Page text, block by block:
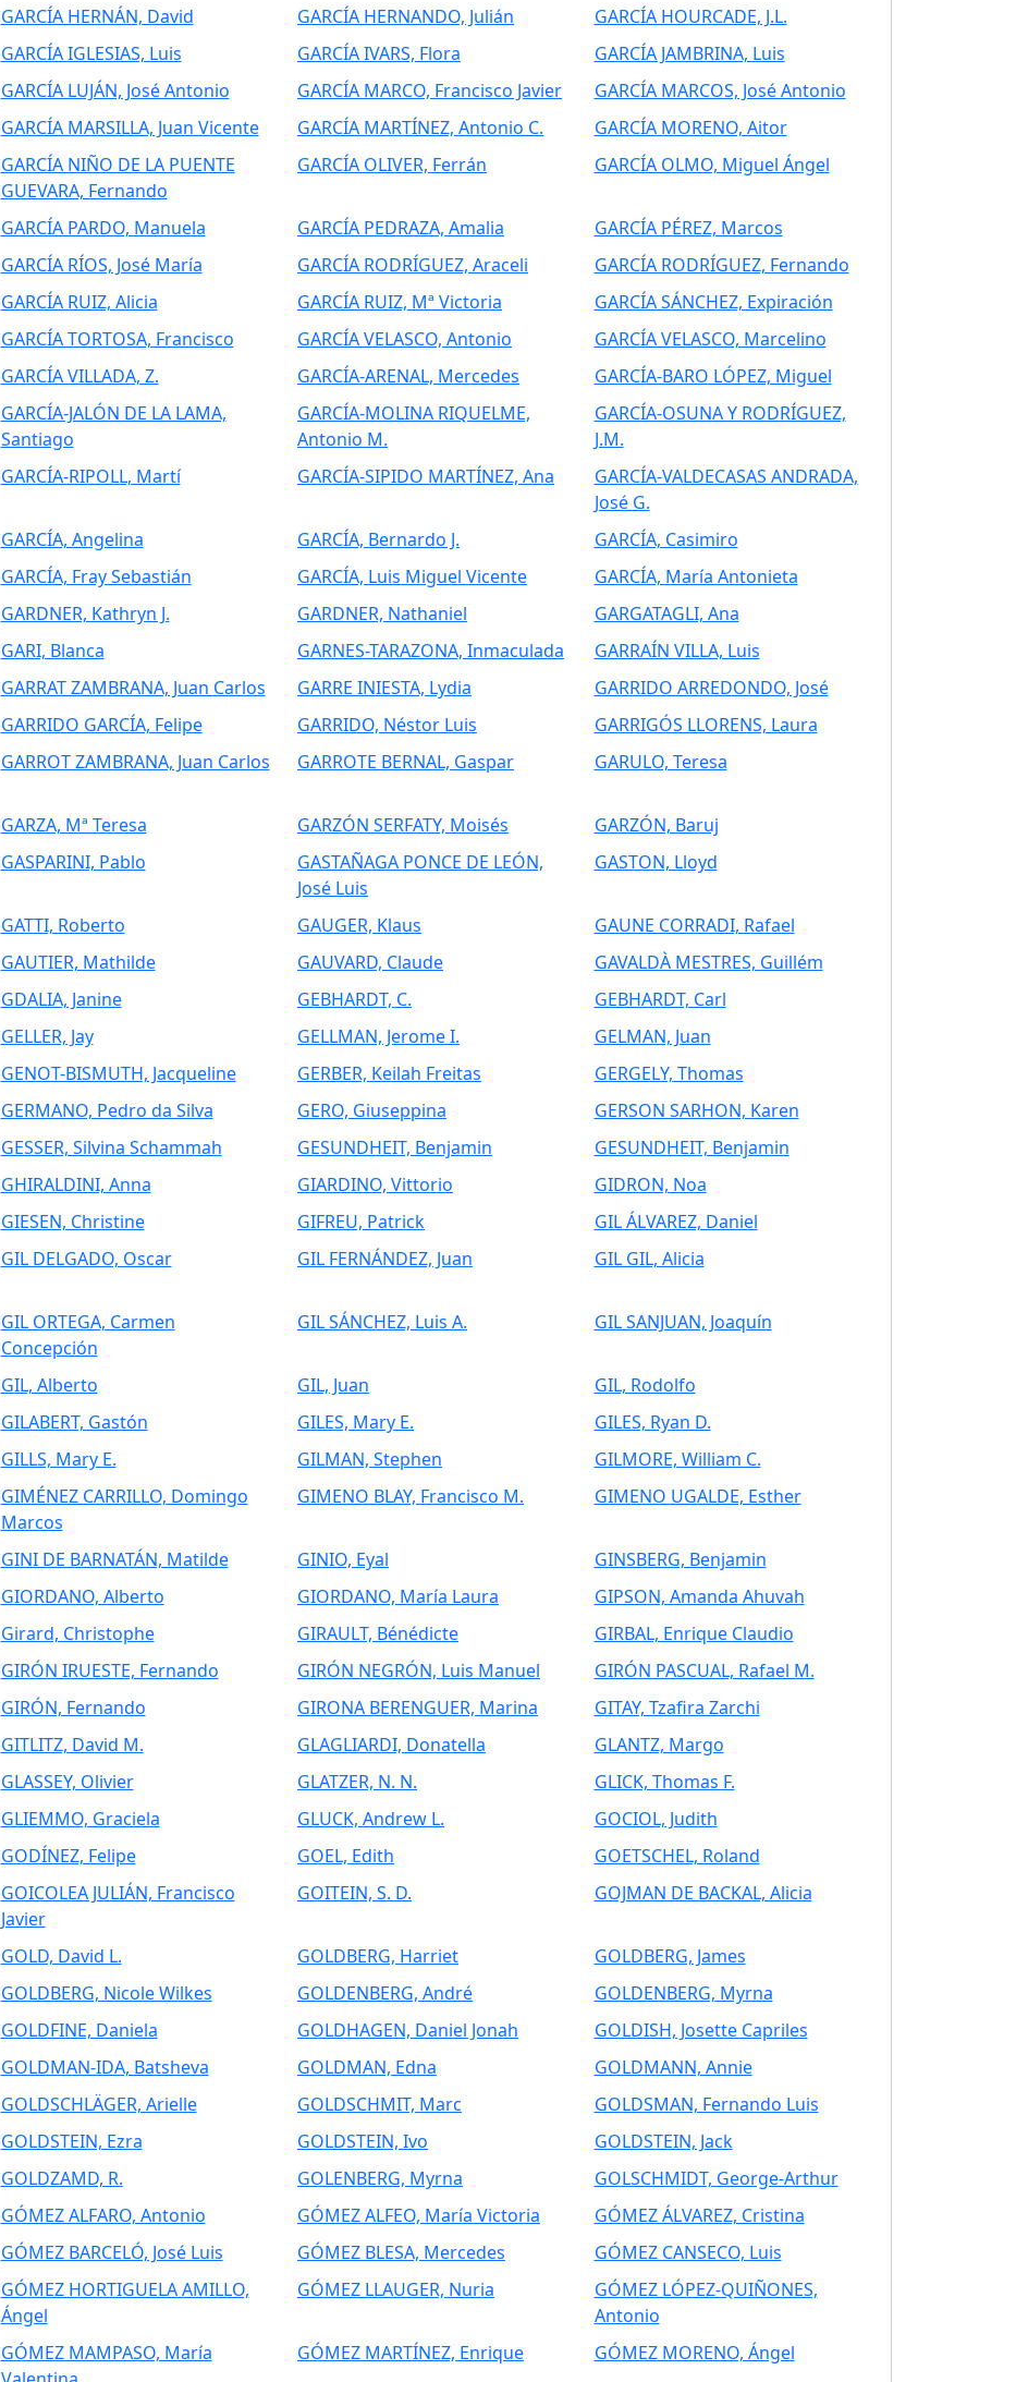
GARCÍA HERNÁN, David GARCÍA HERNANDO, Julián
GARCÍA HOURCADE, J.L.
GARCÍA IGLESIAS, Luis GARCÍA IVARS, Flora
GARCÍA JAMBRINA, Luis
GARCÍA LUJÁN, José Antonio GARCÍA MARCO, Francisco Javier
GARCÍA MARCOS, José Antonio
GARCÍA MARSILLA, Juan Vicente GARCÍA MARTÍNEZ, Antonio C.
GARCÍA MORENO, Aitor
GARCÍA NIÑO DE LA PUENTE
GUEVARA, Fernando
GARCÍA OLIVER, Ferrán GARCÍA OLMO, Miguel Ángel
GARCÍA PARDO, Manuela GARCÍA PEDRAZA, Amalia
GARCÍA PÉREZ, Marcos
GARCÍA RÍOS, José María GARCÍA RODRÍGUEZ, Araceli
GARCÍA RODRÍGUEZ, Fernando
GARCÍA RUIZ, Alicia GARCÍA RUIZ, Mª Victoria
GARCÍA SÁNCHEZ, Expiración
GARCÍA TORTOSA, Francisco GARCÍA VELASCO, Antonio
GARCÍA VELASCO, Marcelino
GARCÍA VILLADA, Z. GARCÍA-ARENAL, Mercedes
GARCÍA-BARO LÓPEZ, Miguel
GARCÍA-JALÓN DE LA LAMA,
Santiago
GARCÍA-MOLINA RIQUELME,
Antonio M.
GARCÍA-OSUNA Y RODRÍGUEZ,
J.M.
GARCÍA-RIPOLL, Martí GARCÍA-SIPIDO MARTÍNEZ, Ana
GARCÍA-VALDECASAS ANDRADA,
José G.
GARCÍA, Angelina GARCÍA, Bernardo J.
GARCÍA, Casimiro
GARCÍA, Fray Sebastián GARCÍA, Luis Miguel Vicente
GARCÍA, María Antonieta
GARDNER, Kathryn J. GARDNER, Nathaniel
GARGATAGLI, Ana
GARI, Blanca GARNES-TARAZONA, Inmaculada
GARRAÍN VILLA, Luis
GARRAT ZAMBRANA, Juan Carlos GARRE INIESTA, Lydia
GARRIDO ARREDONDO, José
GARRIDO GARCÍA, Felipe GARRIDO, Néstor Luis
GARRIGÓS LLORENS, Laura
GARROT ZAMBRANA, Juan Carlos GARROTE BERNAL, Gaspar GARULO, Teresa
GARZA, Mª Teresa GARZÓN SERFATY, Moisés
GARZÓN, Baruj
GASPARINI, Pablo
GASTAÑAGA PONCE DE LEÓN,
José Luis
GASTON, Lloyd
GATTI, Roberto GAUGER, Klaus
GAUNE CORRADI, Rafael
GAUTIER, Mathilde GAUVARD, Claude
GAVALDÀ MESTRES, Guillém
GDALIA, Janine GEBHARDT, C.
GEBHARDT, Carl
GELLER, Jay GELLMAN, Jerome I.
GELMAN, Juan
GENOT-BISMUTH, Jacqueline GERBER, Keilah Freitas
GERGELY, Thomas
GERMANO, Pedro da Silva GERO, Giuseppina
GERSON SARHON, Karen
GESSER, Silvina Schammah GESUNDHEIT, Benjamin
GESUNDHEIT, Benjamin
GHIRALDINI, Anna GIARDINO, Vittorio
GIDRON, Noa
GIESEN, Christine GIFREU, Patrick
GIL ÁLVAREZ, Daniel
GIL DELGADO, Oscar GIL FERNÁNDEZ, Juan GIL GIL, Alicia
GIL ORTEGA, Carmen
Concepción
GIL SÁNCHEZ, Luis A. GIL SANJUAN, Joaquín
GIL, Alberto GIL, Juan
GIL, Rodolfo
GILABERT, Gastón GILES, Mary E.
GILES, Ryan D.
GILLS, Mary E. GILMAN, Stephen
GILMORE, William C.
GIMÉNEZ CARRILLO, Domingo
Marcos
GIMENO BLAY, Francisco M. GIMENO UGALDE, Esther
GINI DE BARNATÁN, Matilde GINIO, Eyal
GINSBERG, Benjamin
GIORDANO, Alberto GIORDANO, María Laura
GIPSON, Amanda Ahuvah
Girard, Christophe GIRAULT, Bénédicte
GIRBAL, Enrique Claudio
GIRÓN IRUESTE, Fernando GIRÓN NEGRÓN, Luis Manuel
GIRÓN PASCUAL, Rafael M.
GIRÓN, Fernando GIRONA BERENGUER, Marina
GITAY, Tzafira Zarchi
GITLITZ, David M. GLAGLIARDI, Donatella
GLANTZ, Margo
GLASSEY, Olivier GLATZER, N. N.
GLICK, Thomas F.
GLIEMMO, Graciela GLUCK, Andrew L.
GOCIOL, Judith
GODÍNEZ, Felipe GOEL, Edith
GOETSCHEL, Roland
GOICOLEA JULIÁN, Francisco
Javier
GOITEIN, S. D. GOJMAN DE BACKAL, Alicia
GOLD, David L. GOLDBERG, Harriet
GOLDBERG, James
GOLDBERG, Nicole Wilkes GOLDENBERG, André
GOLDENBERG, Myrna
GOLDFINE, Daniela GOLDHAGEN, Daniel Jonah
GOLDISH, Josette Capriles
GOLDMAN-IDA, Batsheva GOLDMAN, Edna
GOLDMANN, Annie
GOLDSCHLÄGER, Arielle GOLDSCHMIT, Marc
GOLDSMAN, Fernando Luis
GOLDSTEIN, Ezra GOLDSTEIN, Ivo
GOLDSTEIN, Jack
GOLDZAMD, R. GOLENBERG, Myrna
GOLSCHMIDT, George-Arthur
GÓMEZ ALFARO, Antonio GÓMEZ ALFEO, María Victoria
GÓMEZ ÁLVAREZ, Cristina
GÓMEZ BARCELÓ, José Luis GÓMEZ BLESA, Mercedes
GÓMEZ CANSECO, Luis
GÓMEZ HORTIGUELA AMILLO,
Ángel
GÓMEZ LLAUGER, Nuria
GÓMEZ LÓPEZ-QUIÑONES,
Antonio
GÓMEZ MAMPASO, María
GÓMEZ MARTÍNEZ, Enrique GÓMEZ MORENO, Ángel